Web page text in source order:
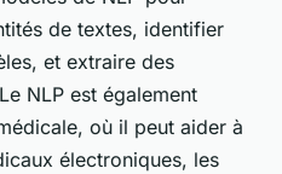
de textes, identifier
et extraire des
NLP est également
où il peut aider à
électroniques, les